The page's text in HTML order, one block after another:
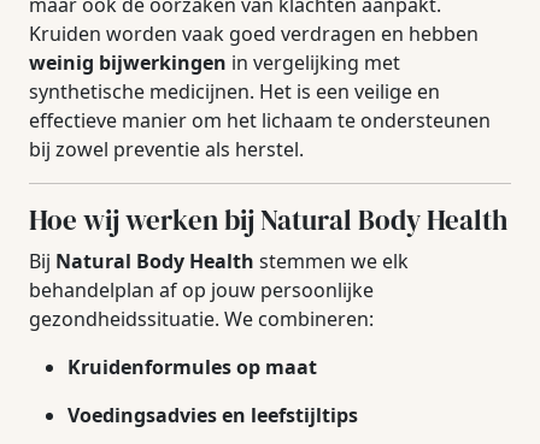
Kruiden worden vaak goed verdragen en hebben
weinig bijwerkingen in vergelijking met
synthetische medicijnen. Het is een veilige en
effectieve manier om het lichaam te ondersteunen
bij zowel preventie als herstel.
Hoe wij werken bij Natural Body Health
Bij Natural Body Health stemmen we elk
behandelplan af op jouw persoonlijke
gezondheidssituatie. We combineren:
Kruidenformules op maat
Voedingsadvies en leefstijltips